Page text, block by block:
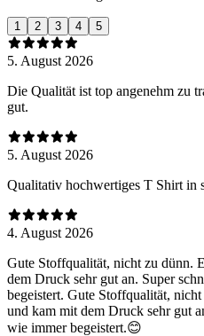
1 2 3 4 5
5. August 2026
Die Qualität ist top angenehm zu
gut.
5. August 2026
Qualitativ hochwertiges T Shirt in
4. August 2026
Gute Stoffqualität, nicht zu dünn.
dem Druck sehr gut an. Super
begeistert. Gute Stoffqualität,
und kam mit dem Druck sehr gut
wie immer begeistert.😊